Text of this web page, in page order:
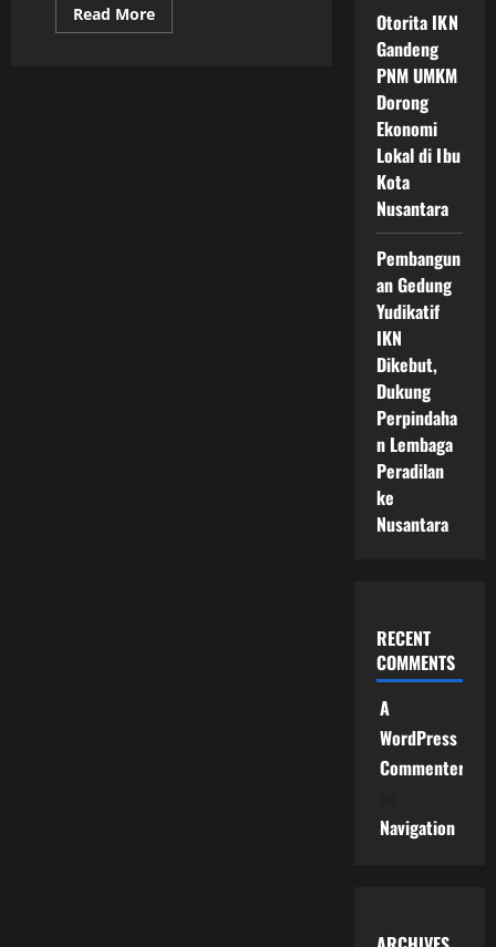
Read MoreRead
more
Otorita IKN
Gandeng
PNM UMKM
Dorong
Ekonomi
Lokal di Ibu
Kota
Nusantara
Pembangun
an Gedung
Yudikatif
IKN
Dikebut,
Dukung
Perpindaha
n Lembaga
Peradilan
ke
Nusantara
RECENT
COMMENTS
A
WordPress
Commenter
Navigation